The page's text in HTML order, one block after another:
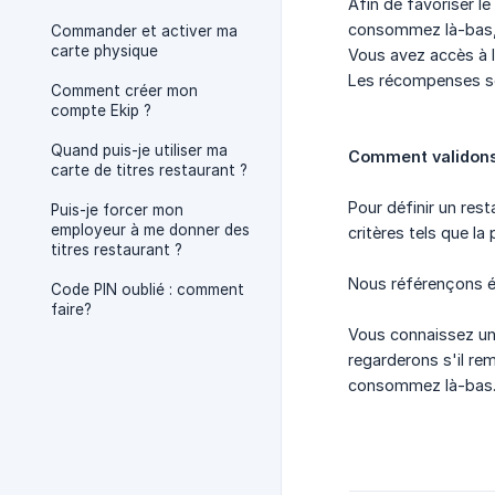
Commander et activer ma
carte physique
Comment créer mon
compte Ekip ?
Quand puis-je utiliser ma
carte de titres restaurant ?
Puis-je forcer mon
employeur à me donner des
titres restaurant ?
Code PIN oublié : comment
faire?
Afin de favoriser le
consommez là-
Vous avez accès
Les récompenses
Comment
Pour définir un
critères tels que la
Nous référençons
Vous connaissez
regarderons s'il
consommez là-bas.